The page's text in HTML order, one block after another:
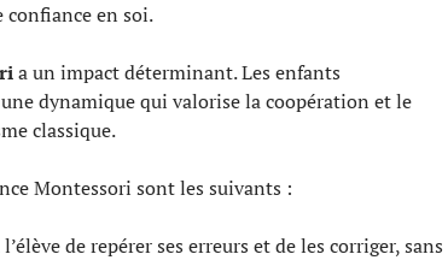
en soi.
a un impact déterminant. Les enfants
dynamique qui valorise la coopération et le
classique.
Montessori sont les suivants :
de repérer ses erreurs et de les corriger, sans